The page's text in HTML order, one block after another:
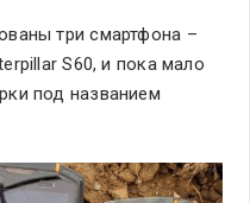
три смартфона –
S60, и пока мало
под названием